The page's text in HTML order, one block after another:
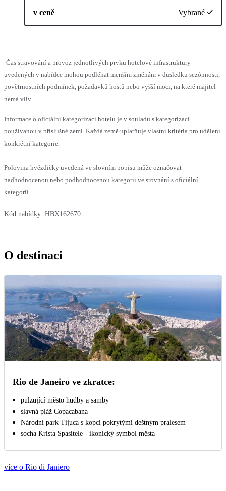
v ceně Vybrané
Čas stravování a provoz jednotlivých prvků hotelové infrastruktury
uvedených v nabídce mohou podléhat menším změnám v důsledku sezónnosti,
povětrnostních podmínek, požadavků hostů nebo vyšší moci, na které majitel
nemá vliv.
Informace o oficiální kategorizaci hotelu je v souladu s kategorizací
používanou v příslušné zemi. Každá země uplatňuje vlastní kritéria pro udělení
konkrétní kategorie.
Polovina hvězdičky uvedená ve slovním popisu může označovat
nadhodnocenou nebo podhodnocenou kategorii ve srovnání s oficiální
kategorií.
Kód nabídky: HBX162670
O destinaci
Rio de Janeiro ve zkratce:
pulzující město hudby a samby
slavná pláž Copacabana
Národní park Tijuca s kopci pokrytými deštným pralesem
socha Krista Spasitele - ikonický symbol města
více o Rio di Janiero